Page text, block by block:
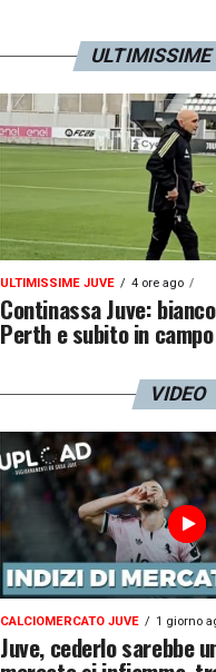
ULTIMISSIME JUVE 4 ore ago
Continassa Juve:
Perth e subito in campo
VIDEO
CALCIOMERCATO JUVE 1 giorno
Juve, cederlo sarebbe